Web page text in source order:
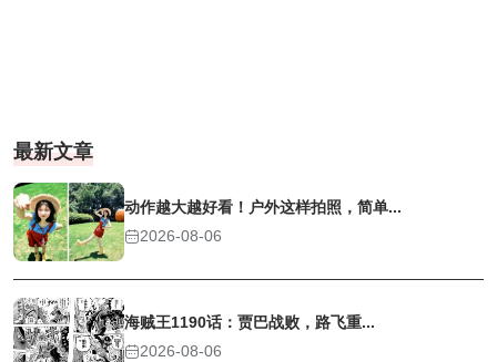
最新文章
动作越大越好看！户外这样拍照，简单...
2026-08-06
海贼王1190话：贾巴战败，路飞重...
2026-08-06